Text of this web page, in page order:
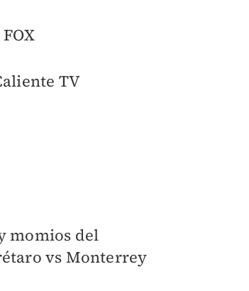
FOX
TV
momios del
vs Monterrey